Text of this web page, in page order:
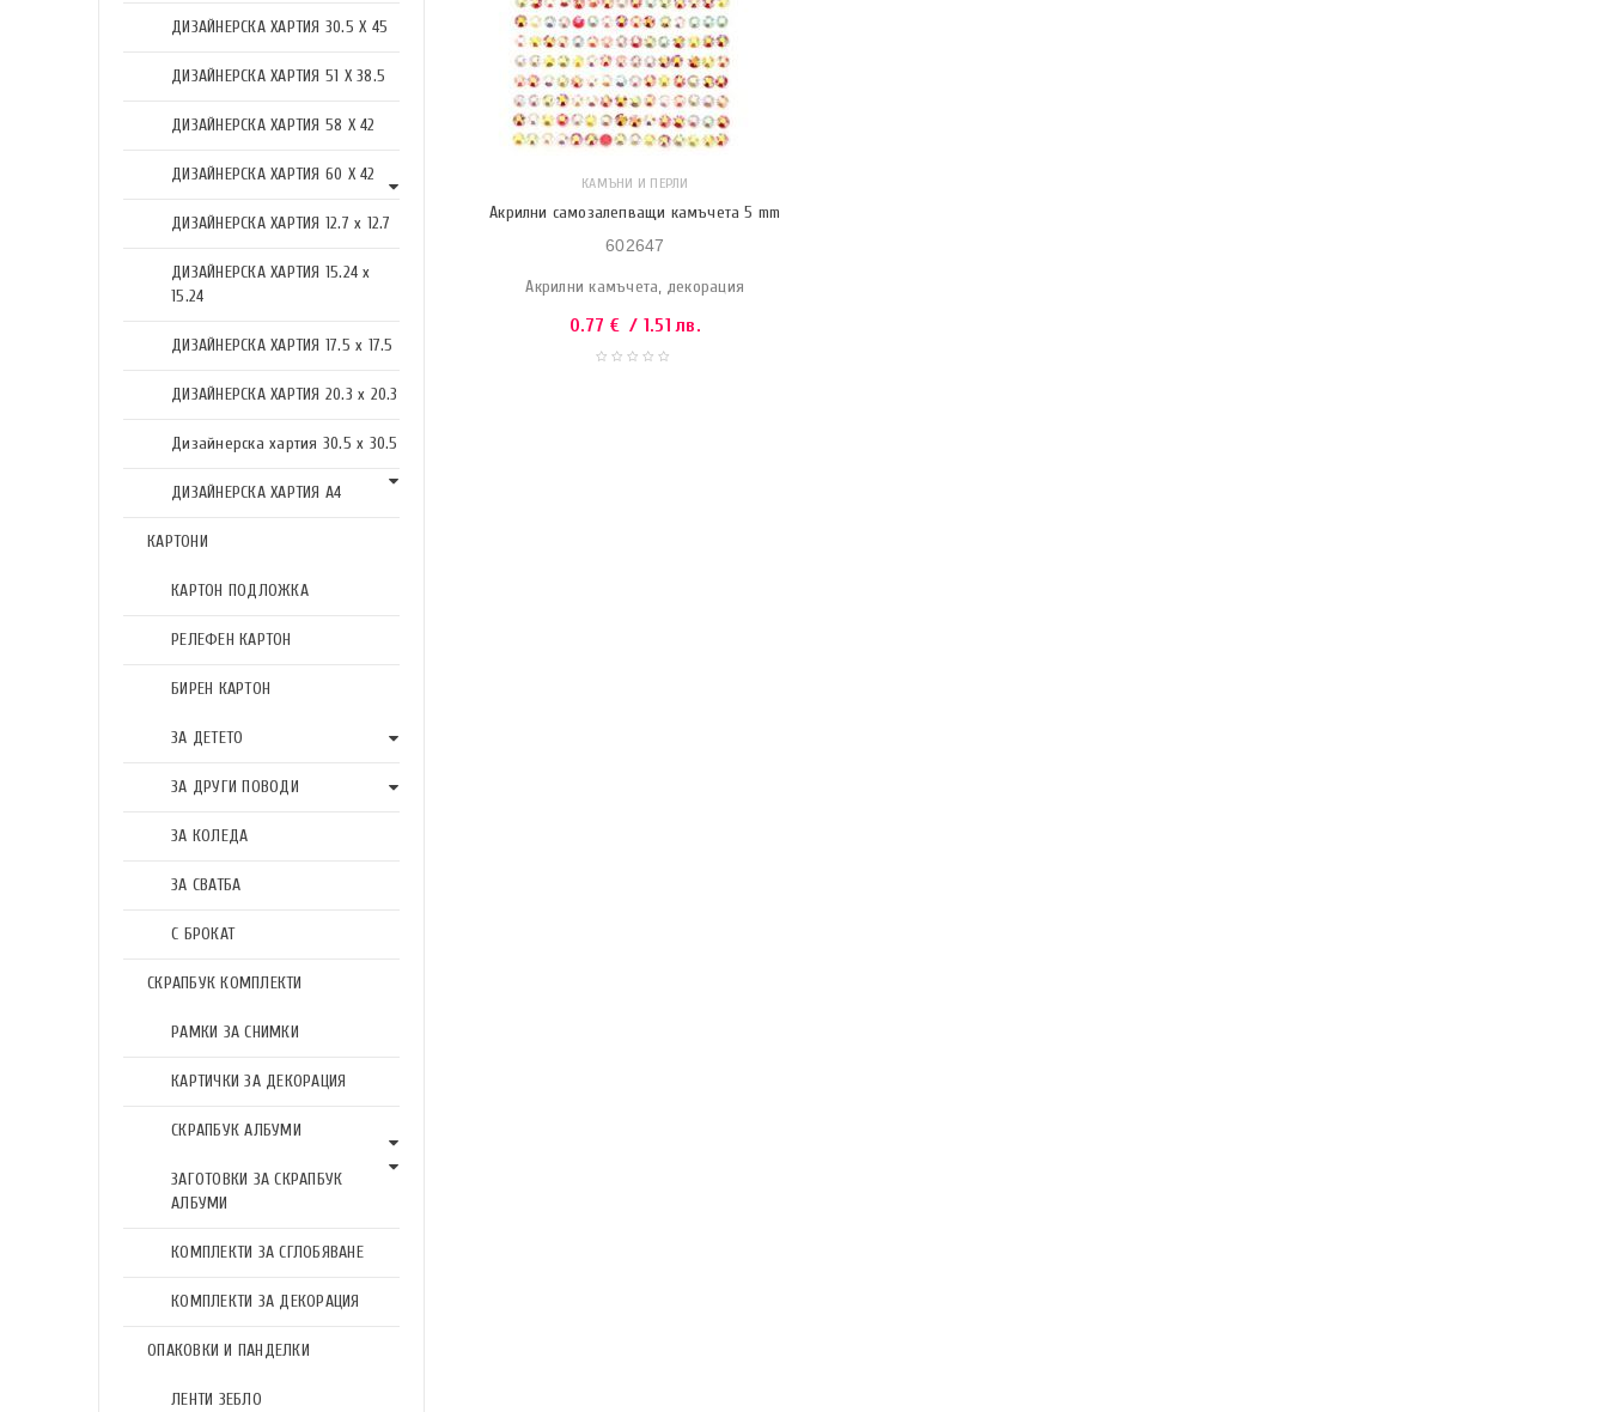
ДИЗАЙНЕРСКА ХАРТИЯ 30.5 X 45
ДИЗАЙНЕРСКА ХАРТИЯ 51 X 38.5
ДИЗАЙНЕРСКА ХАРТИЯ 58 X 42
ДИЗАЙНЕРСКА ХАРТИЯ 60 X 42
ДИЗАЙНЕРСКА ХАРТИЯ 12.7 x 12.7
ДИЗАЙНЕРСКА ХАРТИЯ 15.24 x
15.24
ДИЗАЙНЕРСКА ХАРТИЯ 17.5 х 17.5
ДИЗАЙНЕРСКА ХАРТИЯ 20.3 х 20.3
Дизайнерска хартия 30.5 х 30.5
ДИЗАЙНЕРСКА ХАРТИЯ А4
КАРТОНИ
КАРТОН ПОДЛОЖКА
РЕЛЕФЕН КАРТОН
БИРЕН КАРТОН
ЗА ДЕТЕТО
ЗА ДРУГИ ПОВОДИ
ЗА КОЛЕДА
ЗА СВАТБА
С БРОКАТ
СКРАПБУК КОМПЛЕКТИ
РАМКИ ЗА СНИМКИ
КАРТИЧКИ ЗА ДЕКОРАЦИЯ
СКРАПБУК АЛБУМИ
ЗАГОТОВКИ ЗА СКРАПБУК
АЛБУМИ
КОМПЛЕКТИ ЗА СГЛОБЯВАНЕ
КОМПЛЕКТИ ЗА ДЕКОРАЦИЯ
ОПАКОВКИ И ПАНДЕЛКИ
ЛЕНТИ ЗЕБЛО
КАМЪНИ И ПЕРЛИ
Акрилни самозалепващи камъчета 5 mm
602647
Акрилни камъчета, декорация
0.77 € / 1.51 лв.